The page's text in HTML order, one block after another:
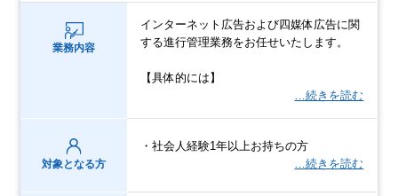
業務内容
インターネット広告および四媒体広告に関
する進行管理業務をお任せいたします。
【具体的には】
…続きを読む
対象となる方
・社会人経験1年以上お持ちの方
…続きを読む